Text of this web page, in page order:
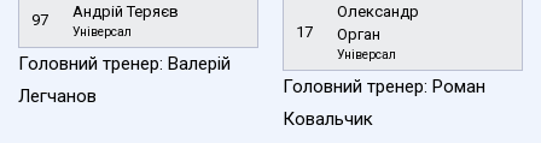
97 Андрій Теряєв
Універсал
Головний тренер: Валерій
Легчанов
17
Олександр
Орган
Універсал
Головний тренер: Роман
Ковальчик